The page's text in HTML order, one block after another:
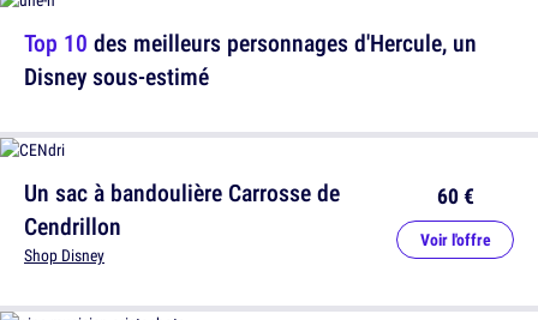
Top 10 des meilleurs personnages d'Hercule, un
Disney sous-estimé
Un sac à bandoulière Carrosse de
Cendrillon
Shop Disney
60 €
Voir l'offre